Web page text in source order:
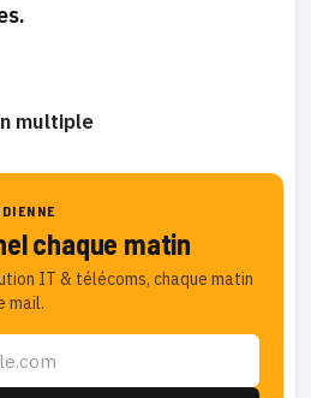
multiple
chaque matin
IT & télécoms, chaque matin
mail.